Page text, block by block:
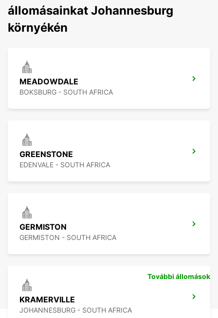
állomásainkat Johannesburg
környékén
MEADOWDALE
BOKSBURG - SOUTH AFRICA
GREENSTONE
EDENVALE - SOUTH AFRICA
GERMISTON
GERMISTON - SOUTH AFRICA
KRAMERVILLE
JOHANNESBURG - SOUTH AFRICA
További állomások